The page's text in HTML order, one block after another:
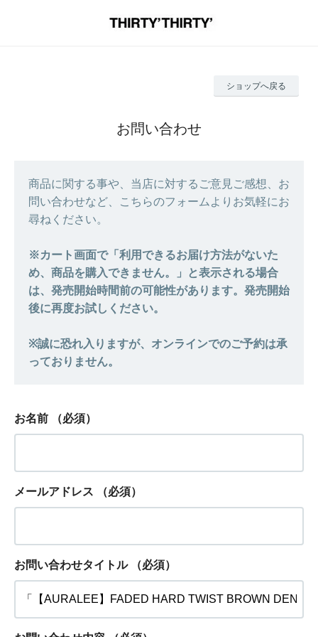
ショップへ戻る
お問い合わせ
商品に関する事や、当店に対するご意見ご感想、お
問い合わせなど、こちらのフォームよりお気軽にお
尋ねください。
お名前 （必須）
メールアドレス （必須）
お問い合わせタイトル （必須）